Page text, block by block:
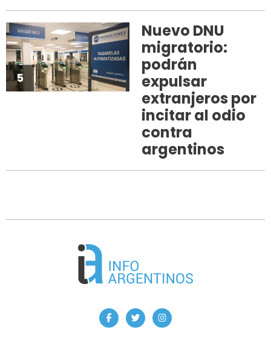
5
Nuevo DNU
migratorio:
podrán
expulsar
extranjeros por
incitar al odio
contra
argentinos